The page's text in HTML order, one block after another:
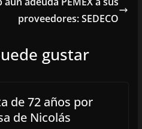
proveedores: SEDECO
gustar
de 72 años por
de Nicolás